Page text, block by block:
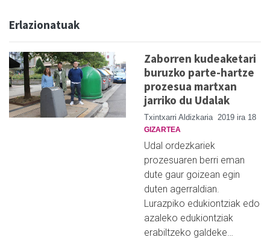
Erlazionatuak
Zaborren kudeaketari
buruzko parte-hartze
prozesua martxan
jarriko du Udalak
Txintxarri Aldizkaria 2019 ira 18
GIZARTEA
Udal ordezkariek
prozesuaren berri eman
dute gaur goizean egin
duten agerraldian.
Lurazpiko edukiontziak edo
azaleko edukiontziak
erabiltzeko galdeke…